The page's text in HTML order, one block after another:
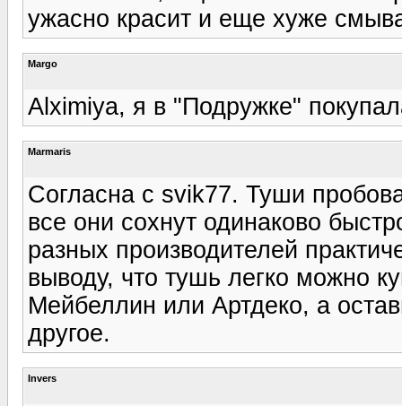
ужасно красит и еще хуже
Margo
Alximiya, я в "Подружке"
Marmaris
Согласна с svik77. Туши
все они сохнут одинаково
разных производителей
выводу, что тушь легко можно
Мейбеллин или Артдеко, а
другое.
Invers